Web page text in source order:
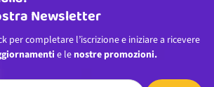
Newsletter
per completare l’iscrizione e iniziare a ricevere
e le nostre promozioni.